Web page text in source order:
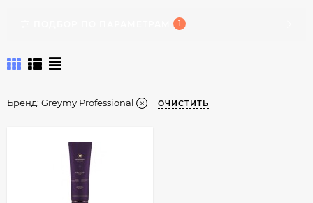
1
Бренд: Greymy Professional ОЧИСТИТЬ